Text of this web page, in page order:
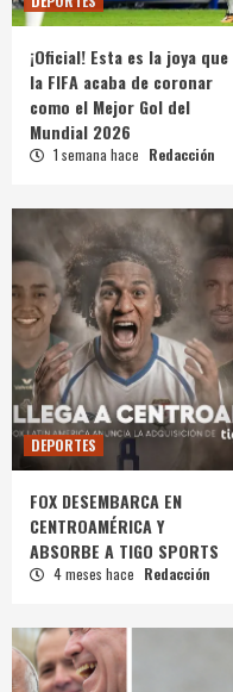
¡Oficial! Esta es la joya que
la FIFA acaba de coronar
como el Mejor Gol del
Mundial 2026
1 semana hace Redacción
DEPORTES
FOX DESEMBARCA EN
CENTROAMÉRICA Y
ABSORBE A TIGO SPORTS
4 meses hace Redacción